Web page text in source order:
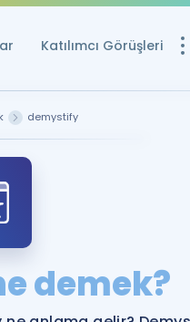
Katılımcı Görüşleri
YDS ve YÖKDİL
demystify
demek?